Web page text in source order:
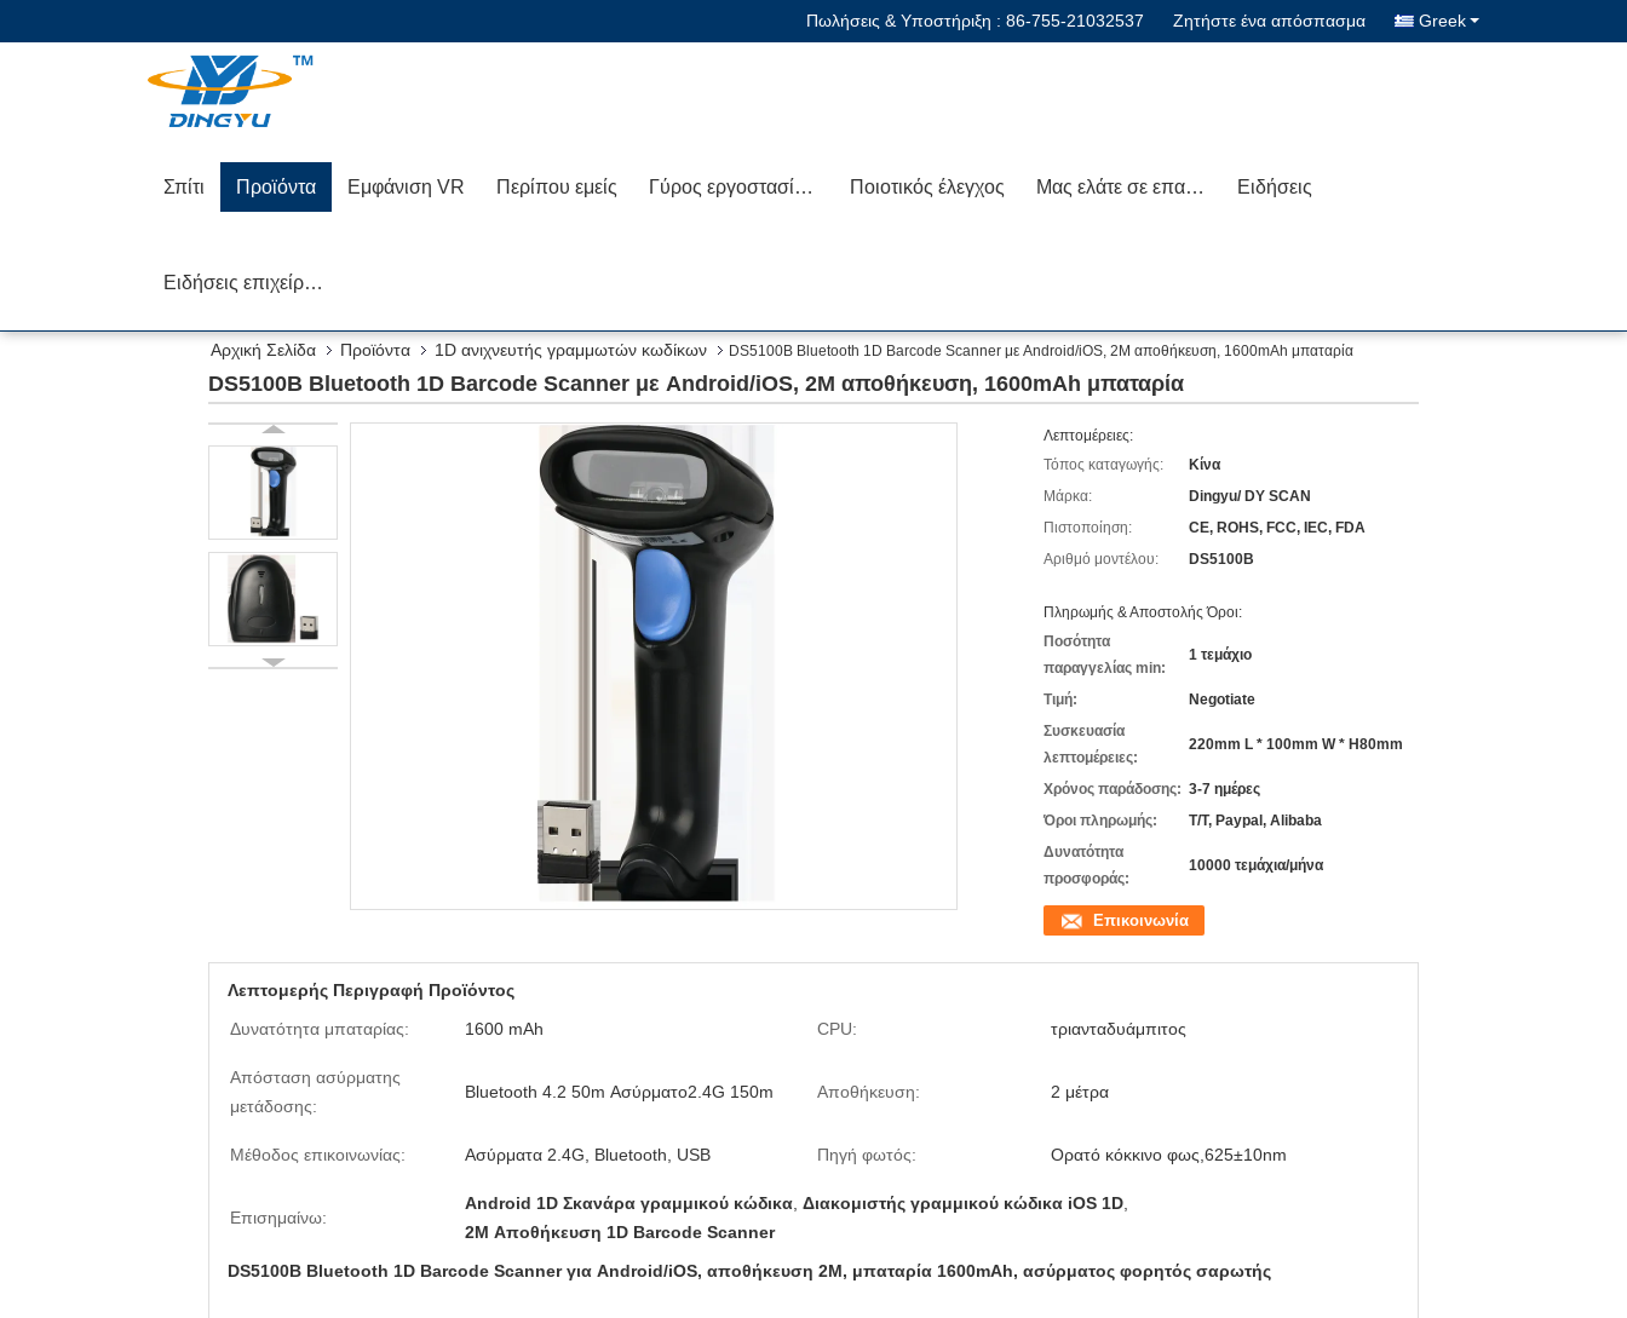
Πωλήσεις & Υποστήριξη : 86-755-21032537 Ζητήστε ένα απόσπασμα Greek
Σπίτι Προϊόντα Εμφάνιση VR Περίπου εμείς Γύρος εργοστασίων Ποιοτικός έλεγχος Μας ελάτε σε επαφή με Ειδήσεις
Ειδήσεις επιχείρησης
Αρχική Σελίδα Προϊόντα 1D ανιχνευτής γραμμωτών κωδίκων DS5100B Bluetooth 1D Barcode Scanner με Android/iOS, 2M αποθήκευση, 1600mAh μπαταρία
DS5100B Bluetooth 1D Barcode Scanner με Android/iOS, 2M αποθήκευση, 1600mAh μπαταρία
Λεπτομέρειες:
Τόπος καταγωγής:
Κίνα
Μάρκα:
Dingyu/ DY SCAN
Πιστοποίηση:
CE, ROHS, FCC, IEC, FDA
Αριθμό μοντέλου:
DS5100B
Πληρωμής & Αποστολής Όροι:
Ποσότητα
παραγγελίας min:
1 τεμάχιο
Τιμή:
Negotiate
Συσκευασία
λεπτομέρειες:
220mm L * 100mm W * H80mm
Χρόνος παράδοσης: 3-7 ημέρες
Όροι πληρωμής:
T/T, Paypal, Alibaba
Δυνατότητα
προσφοράς:
10000 τεμάχια/μήνα
Επικοινωνία
Λεπτομερής Περιγραφή Προϊόντος
Δυνατότητα μπαταρίας:
1600 mAh CPU: τριανταδυάμπιτος
Απόσταση ασύρματης
μετάδοσης:
Bluetooth 4.2 50m Ασύρματο2.4G 150m Αποθήκευση: 2 μέτρα
Μέθοδος επικοινωνίας: Ασύρματα 2.4G, Bluetooth, USB Πηγή φωτός: Ορατό κόκκινο φως,625±10nm
Επισημαίνω:
Android 1D Σκανάρα γραμμικού κώδικα Διακομιστής γραμμικού κώδικα iOS 1D
2M Αποθήκευση 1D Barcode Scanner
DS5100B Bluetooth 1D Barcode Scanner για Android/iOS, αποθήκευση 2M, μπαταρία 1600mAh, ασύρματος φορητός σαρωτής